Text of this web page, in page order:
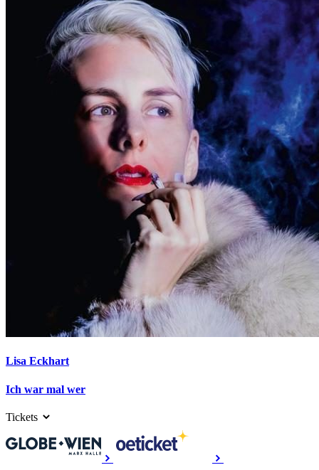
Lisa Eckhart
Ich war mal wer
Tickets